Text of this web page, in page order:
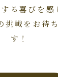
る喜びを感
戦をお待
す！